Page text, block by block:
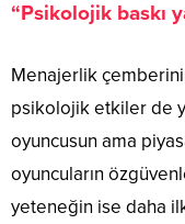
“Psikolojik baskı
Menajerlik
psikolojik etkiler de
oyuncusun ama
oyuncuların
yeteneğin ise daha